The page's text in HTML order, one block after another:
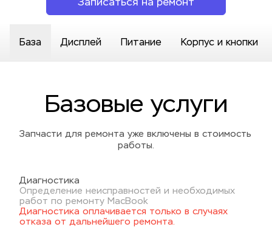
Записаться на ремонт
База Дисплей Питание Корпус и кнопки
Базовые услуги
Запчасти для ремонта уже включены в стоимость
работы.
Диагностика
Определение неисправностей и необходимых
работ по ремонту MacBook
Диагностика оплачивается только в случаях
отказа от дальнейшего ремонта.